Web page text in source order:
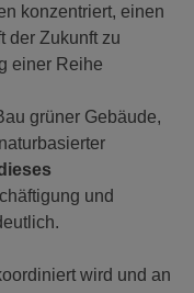
konzentriert, einen
der Zukunft zu
einer Reihe
grüner Gebäude,
und
wird und an